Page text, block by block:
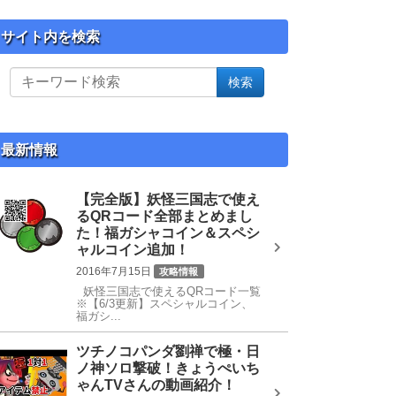
サイト内を検索
イ
を
検
検索
最新情報
【完全版】妖怪三国志で使え
るQRコード全部まとめまし
た！福ガシャコイン＆スペシ
ャルコイン追加！
2016年7月15日
攻略情報
QRコード
ガシャコイン
妖怪三国志で使えるQRコード一覧
※【6/3更新】スペシャルコイン、
福ガシ...
ツチノコパンダ劉禅で極・日
ノ神ソロ撃破！きょうぺいち
ゃんTVさんの動画紹介！